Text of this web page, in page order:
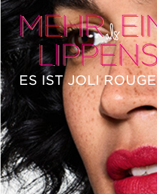
ES IST JOLI ROUGE